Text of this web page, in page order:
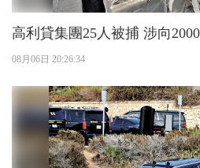
高利貸集團25人
08月06日 20:26:34